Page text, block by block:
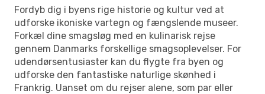
Fordyb dig i byens rige historie og kultur ved at
udforske ikoniske vartegn og fængslende museer.
Forkæl dine smagsløg med en kulinarisk rejse
gennem Danmarks forskellige smagsoplevelser. For
udendørsentusiaster kan du flygte fra byen og
udforske den fantastiske naturlige skønhed i
Frankrig. Uanset om du rejser alene, som par eller